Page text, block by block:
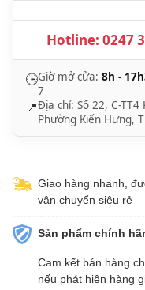
Hotline: 0247
🕒Giờ mở cửa: 8h -
7
📍Địa chỉ: Số 22, C-
Phường Kiến Hưng,
Giao hàng nhanh,
vận chuyển siêu rẻ
Sản phẩm chính
Cam kết bán hàng
nếu phát hiện hàng